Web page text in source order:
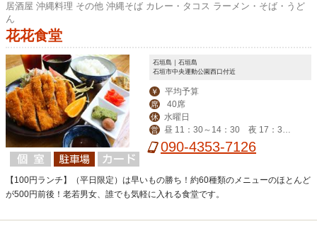
居酒屋 沖縄料理 その他 沖縄そば カレー・タコス ラーメン・そば・うど
ん
花花食堂
石垣島｜石垣島
石垣市中央運動公園西口付近
￥ 平均予算
席 40席
休 水曜日
営
昼 11：30～14：30 夜 17：30
～ 090-4353-7126
【100円ランチ】（平日限定）は早いもの勝ち！約60種類のメニューのほとんど
が500円前後！老若男女、誰でも気軽に入れる食堂です。